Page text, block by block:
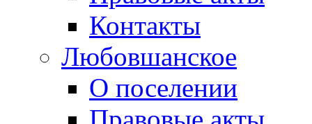
Контакты
Любовшанское
О поселении